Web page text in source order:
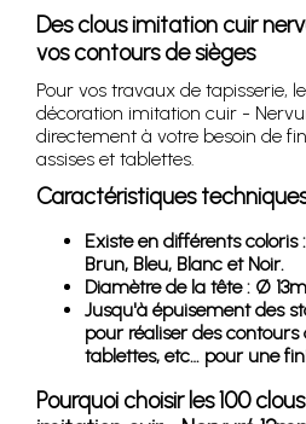
Des clous imitation cuir
vos contours de sièges
Pour vos travaux de tapisserie,
décoration imitation cuir -
directement à votre besoin de
assises et tablettes.
Caractéristiques
Existe en différents coloris
Brun, Bleu, Blanc et Noir.
Diamètre de la tête : Ø
Jusqu'à épuisement des
pour réaliser des
tablettes, etc… pour une
Pourquoi choisir les 100